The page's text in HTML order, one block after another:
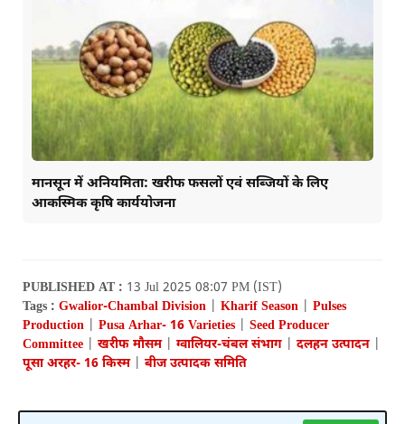
मानसून में अनियमिता: खरीफ फसलों एवं सब्जियों के लिए
आकस्मिक कृषि कार्ययोजना
PUBLISHED AT : 13 Jul 2025 08:07 PM (IST)
Tags : Gwalior-Chambal Division Kharif Season
Pulses
Production
Pusa Arhar- 16 Varieties
Seed Producer
Committee
खरीफ मौसम| ग्वालियर-चंबल संभाग दलहन उत्पादन
पूसा अरहर- 16 किस्म| बीज उत्पादक समिति